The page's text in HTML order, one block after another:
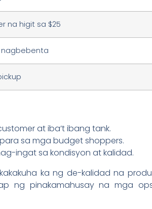
na higit sa $25
at iba’t ibang tank.
sa mga budget shoppers.
ingat sa kondisyon at kalidad.
ka ng de-kalidad na
ng pinakamahusay na mga